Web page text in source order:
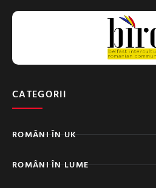
CATEGORII
ROMÂNI ÎN UK
ROMÂNI ÎN LUME